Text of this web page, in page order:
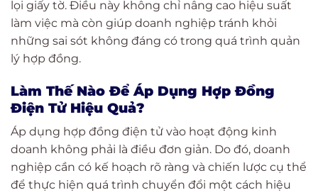
lọi giấy tờ. Điều này không chỉ nâng cao hiệu suất
làm việc mà còn giúp doanh nghiệp tránh khỏi
những sai sót không đáng có trong quá trình quản
lý hợp đồng.
Làm Thế Nào Để Áp Dụng Hợp Đồng
Điện Tử Hiệu Quả?
Áp dụng hợp đồng điện tử vào hoạt động kinh
doanh không phải là điều đơn giản. Do đó, doanh
nghiệp cần có kế hoạch rõ ràng và chiến lược cụ thể
để thực hiện quá trình chuyển đổi một cách hiệu